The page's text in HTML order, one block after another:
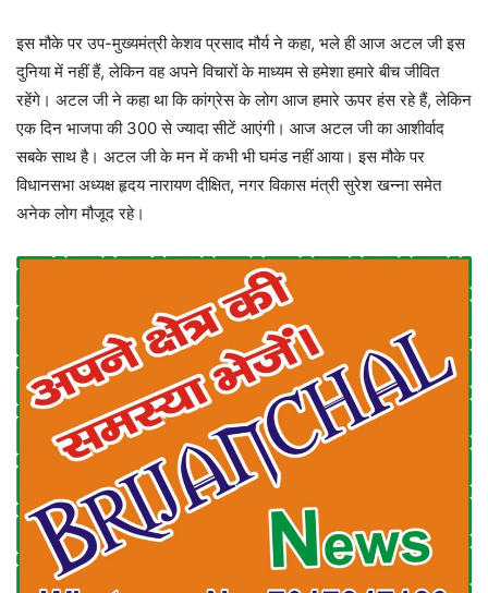
इस मौके पर उप-मुख्यमंत्री केशव प्रसाद मौर्य ने कहा, भले ही आज अटल जी इस
दुनिया में नहीं हैं, लेकिन वह अपने विचारों के माध्यम से हमेशा हमारे बीच जीवित
रहेंगे। अटल जी ने कहा था कि कांग्रेस के लोग आज हमारे ऊपर हंस रहे हैं, लेकिन
एक दिन भाजपा की 300 से ज्यादा सीटें आएंगी। आज अटल जी का आशीर्वाद
सबके साथ है। अटल जी के मन में कभी भी घमंड नहीं आया। इस मौके पर
विधानसभा अध्यक्ष हृदय नारायण दीक्षित, नगर विकास मंत्री सुरेश खन्ना समेत
अनेक लोग मौजूद रहे।